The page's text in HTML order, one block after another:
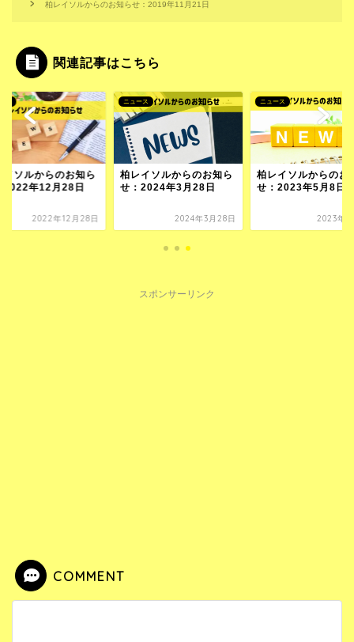
柏レイソルからのお知らせ：2019年11月21日
関連記事はこちら
イソルからのお知ら
2022年12月28日
2022年12月28日
ニュース
柏レイソルからのお知ら
せ：2024年3月28日
2024年3月28日
ニュース
柏レイソルからのお
せ：2023年5月8日
2023年5
スポンサーリンク
COMMENT